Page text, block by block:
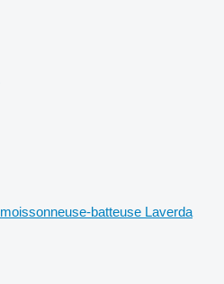
moissonneuse-batteuse Laverda